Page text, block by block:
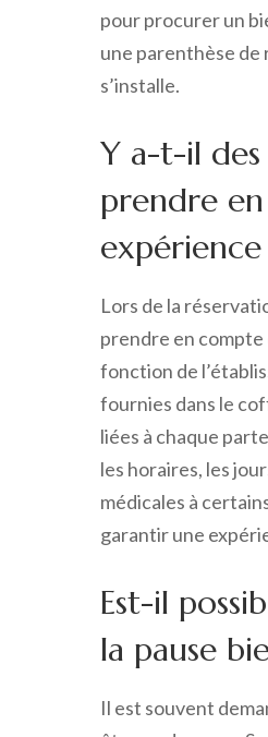
pour procurer un
une parenthèse de
s’installe.
Y a-t-il
prendre
Lors de la
prendre en
fonction de
fournies dans le
liées à chaque
les horaires, les
médicales à
garantir une
Est-il
la pause
Il est souvent